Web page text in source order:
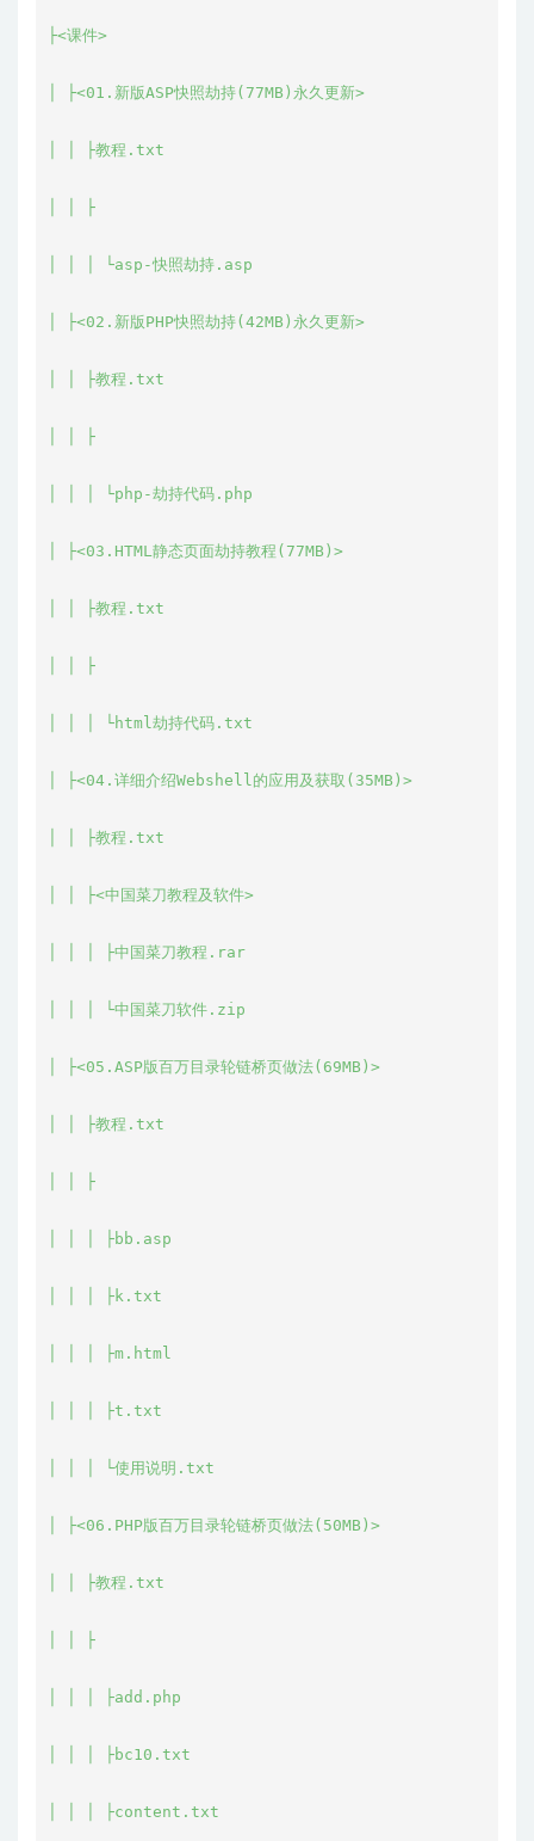
├<课件>
│ ├<01.新版ASP快照劫持(77MB)永久更新>
│ │ ├教程.txt
│ │ ├
│ │ │ └asp-快照劫持.asp
│ ├<02.新版PHP快照劫持(42MB)永久更新>
│ │ ├教程.txt
│ │ ├
│ │ │ └php-劫持代码.php
│ ├<03.HTML静态页面劫持教程(77MB)>
│ │ ├教程.txt
│ │ ├
│ │ │ └html劫持代码.txt
│ ├<04.详细介绍Webshell的应用及获取(35MB)>
│ │ ├教程.txt
│ │ ├<中国菜刀教程及软件>
│ │ │ ├中国菜刀教程.rar
│ │ │ └中国菜刀软件.zip
│ ├<05.ASP版百万目录轮链桥页做法(69MB)>
│ │ ├教程.txt
│ │ ├
│ │ │ ├bb.asp
│ │ │ ├k.txt
│ │ │ ├m.html
│ │ │ ├t.txt
│ │ │ └使用说明.txt
│ ├<06.PHP版百万目录轮链桥页做法(50MB)>
│ │ ├教程.txt
│ │ ├
│ │ │ ├add.php
│ │ │ ├bc10.txt
│ │ │ ├content.txt